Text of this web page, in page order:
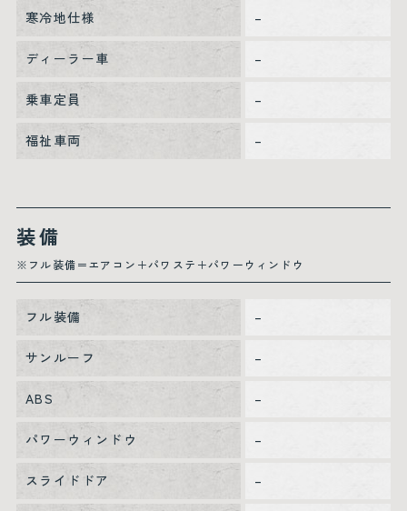
寒冷地仕様 –
ディーラー車 –
乗車定員 –
福祉車両 –
装備
※フル装備＝エアコン＋パワステ＋パワーウィンドウ
フル装備 –
サンルーフ –
ABS –
パワーウィンドウ –
スライドドア –